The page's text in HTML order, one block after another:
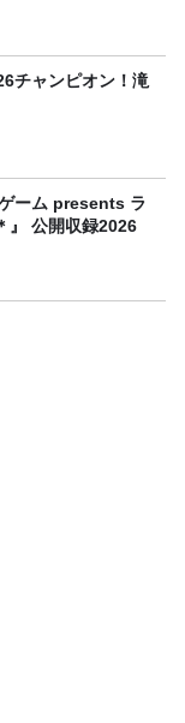
チャンピオン！滝
ーム presents ラ
』 公開収録2026